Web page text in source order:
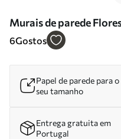
Murais de parede
6Gostos
Papel de parede para o
seu tamanho
Entrega gratuita em
Portugal